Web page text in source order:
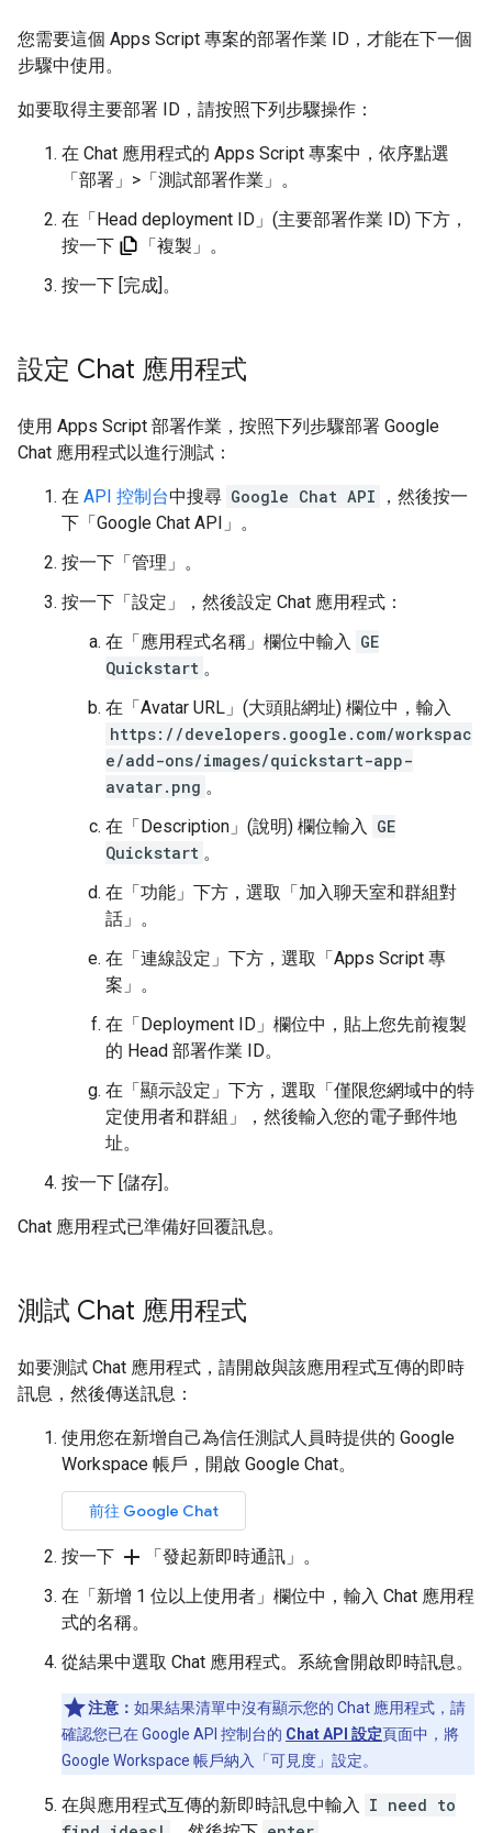
您需要這個 Apps Script 專案的部署作業 ID，才能在下一個
步驟中使用。
如要取得主要部署 ID，請按照下列步驟操作：
在 Chat 應用程式的 Apps Script 專案中，依序點選
「部署」 > 「測試部署作業」 。
在「Head deployment ID」(主要部署作業 ID) 下方，
按一下
「複製」 。
按一下 [完成]。
設定 Chat 應用程式
使用 Apps Script 部署作業，按照下列步驟部署 Google
Chat 應用程式以進行測試：
在 API 控制台中搜尋 Google Chat API
，然後按一
下「Google Chat API」 。
按一下「管理」 。
按一下「設定」
，然後設定 Chat 應用程式：
在「應用程式名稱」 欄位中輸入
GE
Quickstart 。
在「Avatar URL」(大頭貼網址) 欄位中，輸入
https://developers.google.com/workspac
e/add-ons/images/quickstart-app-
avatar.png 。
在「Description」(說明) 欄位輸入
GE
Quickstart 。
在「功能」 下方，選取「加入聊天室和群組對
話」 。
在「連線設定」下方，選取「Apps Script 專
案」 。
在「Deployment ID」 欄位中，貼上您先前複製
的 Head 部署作業 ID。
在「顯示設定」下方，選取「僅限您網域中的特
定使用者和群組」
，然後輸入您的電子郵件地
址。
按一下 [儲存] 。
Chat 應用程式已準備好回覆訊息。
測試 Chat 應用程式
如要測試 Chat 應用程式，請開啟與該應用程式互傳的即時
訊息，然後傳送訊息：
使用您在新增自己為信任測試人員時提供的 Google
Workspace 帳戶，開啟 Google Chat。
前往 Google Chat
按一下 add 「發起新即時通訊」 。
在「新增 1 位以上使用者」 欄位中，輸入 Chat 應用程
式的名稱。
從結果中選取 Chat 應用程式。系統會開啟即時訊息。
注意： 如果結果清單中沒有顯示您的 Chat 應用程式，請
確認您已在 Google API 控制台的 Chat API 設定頁面中，將
Google Workspace 帳戶納入「可見度」 設定。
在與應用程式互傳的新即時訊息中輸入
I need to